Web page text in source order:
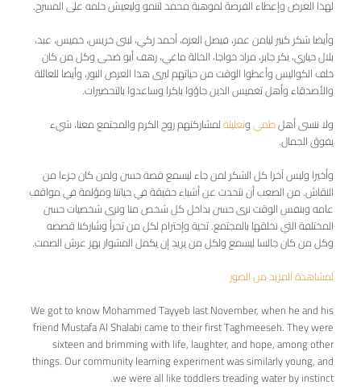
لهذا العرض وإعطاء الفرصة لموهبة محمد لتنمو وليعيش حلمه على المسرح.
وأيضا شكر كبير ليامن عمر، فيصل العزه، أحمد زكي، لبنى خريس، خميس، عبد،
بلال حياري، بكر جابر، مراد خواجا، الخالة ماغي، رهف أبو ضحى وكل من كان
خلف الكواليس وأعطوا الوقت من حياتهم ليرى هذا العرض النور، وأيضا للعائلة
والأصدقاء وأهل تغميس الذين جاؤوا باكرا وساعدوا بالتحضيرات.
ولا ننسى أهلطميوتعليلةلمشاركتهم روح الكرم والمجتمع معنا، شيء
يفوق الجمال.
وأخيرا وليس آخرا كل الشكر لمن جاء ليسمع قصة حسن ولمن كان جزءا من
النقاش. من الصعب أن نتحدث عن أشياء حقيقة في حياتنا ومؤلمة في مواقف
عامه وبنفس الوقت نرى حسن بداخل كل شخص منا ونرى شخصيات حسن
المختلفة التي نخلقها بالمجتمع. تحية وإحترام لكل من تجرأ وشاركنا قصصه
وكل من كان جالسا ليسمع ولكل من يريد إن يكمل المشوار بهز عرش الصمت.
لمشاهدة المزيد من الصور
We got to know Mohammed Tayyeb last November, when he and his
friend Mustafa Al Shalabi came to their first Taghmeeseh. They were
sixteen and brimming with life, laughter, and hope, among other
things. Our community learning experiment was similarly young, and
we were all like toddlers treading water by instinct.